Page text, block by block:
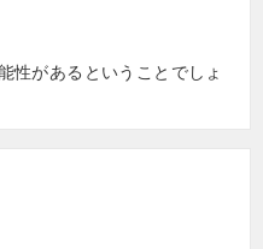
性があるということでしょ